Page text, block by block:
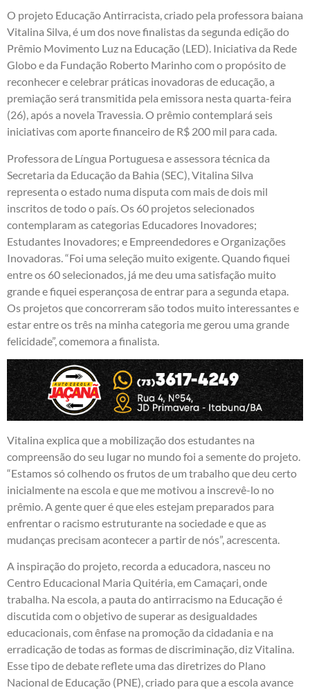
O projeto Educação Antirracista, criado pela professora baiana
Vitalina Silva, é um dos nove finalistas da segunda edição do
Prêmio Movimento Luz na Educação (LED). Iniciativa da Rede
Globo e da Fundação Roberto Marinho com o propósito de
reconhecer e celebrar práticas inovadoras de educação, a
premiação será transmitida pela emissora nesta quarta-feira
(26), após a novela Travessia. O prêmio contemplará seis
iniciativas com aporte financeiro de R$ 200 mil para cada.
Professora de Língua Portuguesa e assessora técnica da
Secretaria da Educação da Bahia (SEC), Vitalina Silva
representa o estado numa disputa com mais de dois mil
inscritos de todo o país. Os 60 projetos selecionados
contemplaram as categorias Educadores Inovadores;
Estudantes Inovadores; e Empreendedores e Organizações
Inovadoras. “Foi uma seleção muito exigente. Quando fiquei
entre os 60 selecionados, já me deu uma satisfação muito
grande e fiquei esperançosa de entrar para a segunda etapa.
Os projetos que concorreram são todos muito interessantes e
estar entre os três na minha categoria me gerou uma grande
felicidade”, comemora a finalista.
Vitalina explica que a mobilização dos estudantes na
compreensão do seu lugar no mundo foi a semente do projeto.
“Estamos só colhendo os frutos de um trabalho que deu certo
inicialmente na escola e que me motivou a inscrevê-lo no
prêmio. A gente quer é que eles estejam preparados para
enfrentar o racismo estruturante na sociedade e que as
mudanças precisam acontecer a partir de nós”, acrescenta.
A inspiração do projeto, recorda a educadora, nasceu no
Centro Educacional Maria Quitéria, em Camaçari, onde
trabalha. Na escola, a pauta do antirracismo na Educação é
discutida com o objetivo de superar as desigualdades
educacionais, com ênfase na promoção da cidadania e na
erradicação de todas as formas de discriminação, diz Vitalina.
Esse tipo de debate reflete uma das diretrizes do Plano
Nacional de Educação (PNE), criado para que a escola avance